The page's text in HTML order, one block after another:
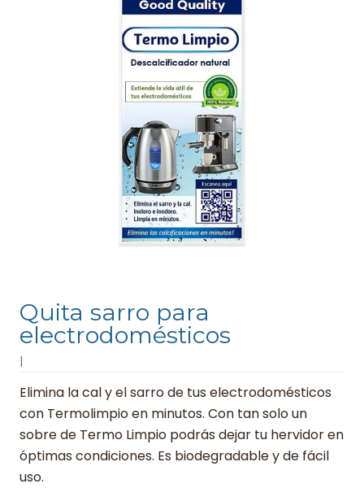
Quita sarro para
electrodomésticos
|
Elimina la cal y el sarro de tus electrodomésticos
con Termolimpio en minutos. Con tan solo un
sobre de Termo Limpio podrás dejar tu hervidor en
óptimas condiciones. Es biodegradable y de fácil
uso.